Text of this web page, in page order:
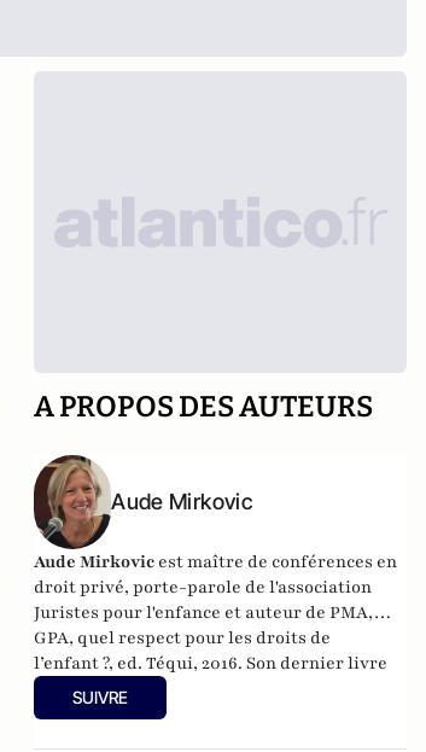
A PROPOS DES AUTEURS
Aude Mirkovic
Aude Mirkovic est maître de conférences en
droit privé, porte-parole de l'association
Juristes pour l'enfance et auteur dePMA,
GPA, quel respect pour les droits de
l’enfant ?, ed. Téqui, 2016. Son dernier livre
"
En rouge et noir
éditions Scholæ en 2017.
SUIVRE